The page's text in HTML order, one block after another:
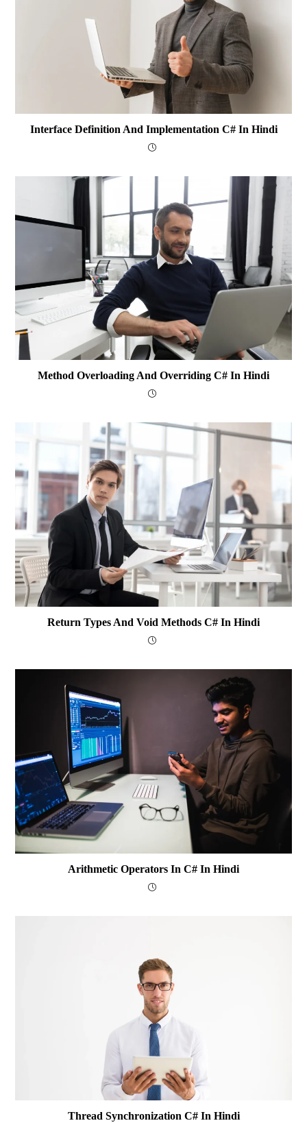
Interface Definition And Implementation C# In Hindi
Method Overloading And Overriding C# In Hindi
Return Types And Void Methods C# In Hindi
Arithmetic Operators In C# In Hindi
Thread Synchronization C# In Hindi